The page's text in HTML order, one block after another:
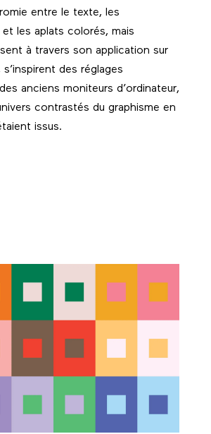
entre le texte, les
les aplats colorés, mais
à travers son application sur
s’inspirent des réglages
anciens moniteurs d’ordinateur,
contrastés du graphisme en
issus.